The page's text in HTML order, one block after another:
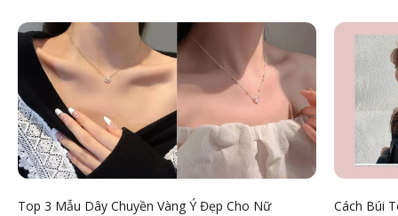
Top 3 Mẫu Dây Chuyền Vàng Ý Đẹp Cho Nữ
Cách Búi